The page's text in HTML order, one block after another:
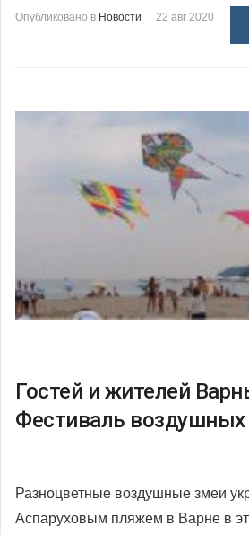
Опубликовано в Новости 22 авг 2020
Гостей и жителей
Фестиваль
Разноцветные воздушные змеи
Аспаруховым пляжем в Варне в